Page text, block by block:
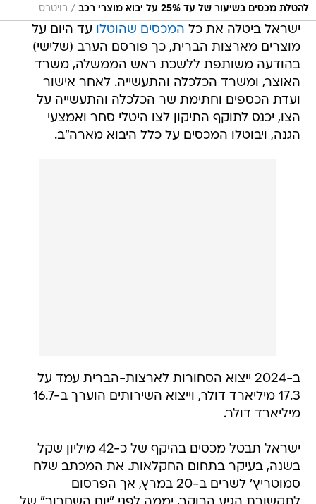
להטלת מכסים בשיעור של עד 25% על יבוא מוצרי רכב
/ רויטרס
ישראל ביטלה את כל המכסים שהוטלו עד היום על
מוצרים מארצות הברית, כך פורסם הערב (שלישי)
בהודעה משותפת ללשכת ראש הממשלה, משרד
האוצר, ומשרד הכלכלה והתעשייה. לאחר אישור
ועדת הכספים וחתימת שר הכלכלה והתעשייה על
הצו, יכנס לתוקף התיקון לצו היטלי סחר ואמצעי
הגנה, ויבוטלו המכסים על כלל היבוא מארה"ב.
ב-2024 ייצוא הסחורות לארצות-הברית עמד על
17.3 מיליארד דולר, וייצוא השירותים הוערך ב-16.7
מיליארד דולר.
ישראל תבטל מכסים בהיקף של כ-42 מיליון שקל
בשנה, בעיקר בתחום החקלאות. את המכתב שלח
סמוטריץ' לשרים ב-20 במרץ, אך הפרסום